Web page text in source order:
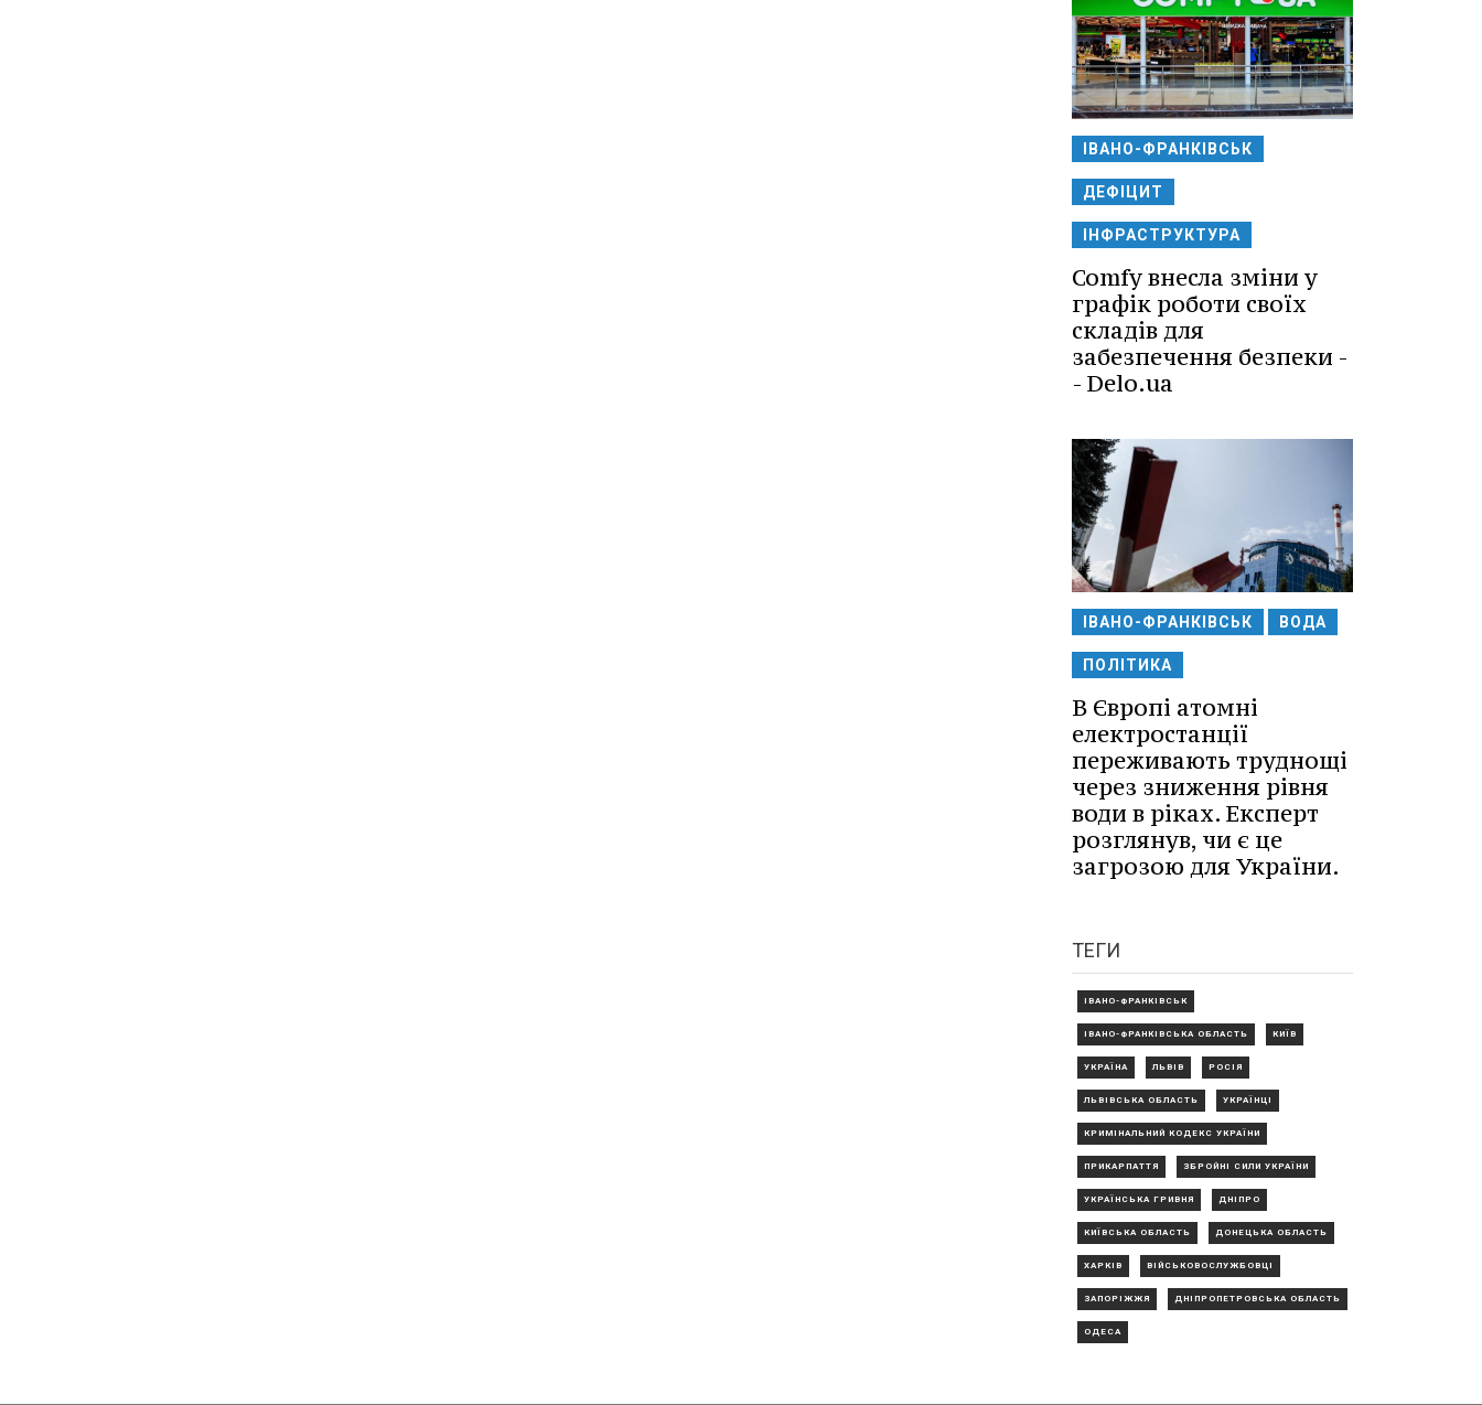
ІВАНО-ФРАНКІВСЬК
ДЕФІЦИТ
ІНФРАСТРУКТУРА
Comfy внесла зміни у
графік роботи своїх
складів для
забезпечення безпеки -
- Delo.ua
ІВАНО-ФРАНКІВСЬК ВОДА
ПОЛІТИКА
В Європі атомні
електростанції
переживають труднощі
через зниження рівня
води в ріках. Експерт
розглянув, чи є це
загрозою для України.
ТЕГИ
ІВАНО-ФРАНКІВСЬК
ІВАНО-ФРАНКІВСЬКА ОБЛАСТЬ КИЇВ
УКРАЇНА ЛЬВІВ РОСІЯ
ЛЬВІВСЬКА ОБЛАСТЬ УКРАЇНЦІ
КРИМІНАЛЬНИЙ КОДЕКС УКРАЇНИ
ПРИКАРПАТТЯ ЗБРОЙНІ СИЛИ УКРАЇНИ
УКРАЇНСЬКА ГРИВНЯ ДНІПРО
КИЇВСЬКА ОБЛАСТЬ ДОНЕЦЬКА ОБЛАСТЬ
ХАРКІВ ВІЙСЬКОВОСЛУЖБОВЦІ
ЗАПОРІЖЖЯ ДНІПРОПЕТРОВСЬКА ОБЛАСТЬ
ОДЕСА